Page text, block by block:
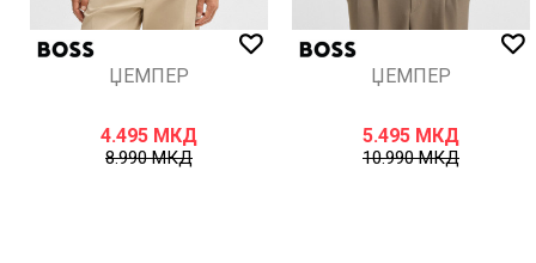
ЏЕМПЕР
4.495 МКД
8.990МКД
ЏЕМПЕР
5.495 МКД
10.990МКД